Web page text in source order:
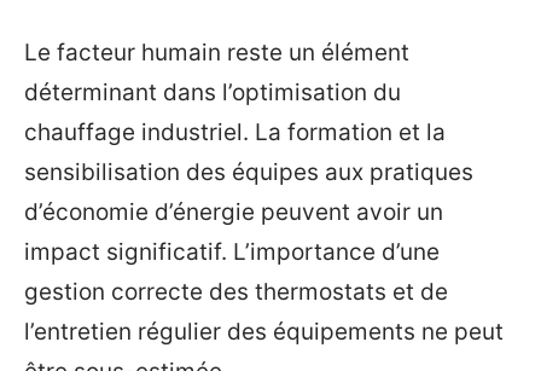
Le facteur humain reste un élément
déterminant dans l’optimisation du
chauffage industriel. La formation et la
sensibilisation des équipes aux pratiques
d’économie d’énergie peuvent avoir un
impact significatif. L’importance d’une
gestion correcte des thermostats et de
l’entretien régulier des équipements ne peut